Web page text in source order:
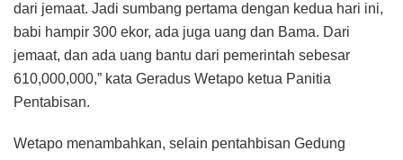
dari jemaat. Jadi sumbang pertama dengan kedua hari ini,
babi hampir 300 ekor, ada juga uang dan Bama. Dari
jemaat, dan ada uang bantu dari pemerintah sebesar
610,000,000,” kata Geradus Wetapo ketua Panitia
Pentabisan.
Wetapo menambahkan, selain pentahbisan Gedung